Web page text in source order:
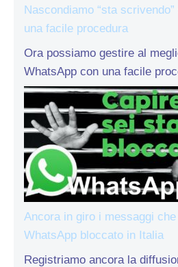
Nascondiamo “sta
una facile procedura
Ora possiamo gestire al
WhatsApp con una facile
Ancora in giro i messaggi
WhatsApp bloccato in Italia
Registriamo ancora la